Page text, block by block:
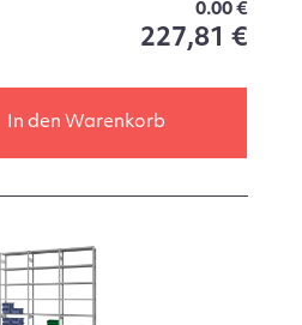
0.00 €
227,81 €
In den Warenkorb